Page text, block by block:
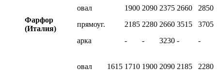
Фарфор
(Италия)
овал
прямоуг.
арка
1900
2185
-
2090
2280
-
2375
2660
3230
2660
3515
-
2850
3705
-
овал
1615 1710 1900 2090 2185
2280